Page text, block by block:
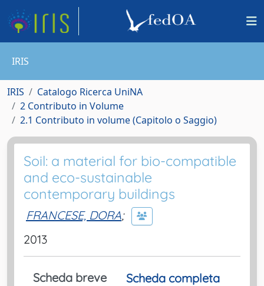
IRIS
IRIS
Catalogo Ricerca UniNA
2 Contributo in Volume
2.1 Contributo in volume (Capitolo o Saggio)
Soil: a material for bio-compatible
and eco-sustainable
contemporary buildings
FRANCESE, DORA;
2013
Scheda breve
Scheda completa